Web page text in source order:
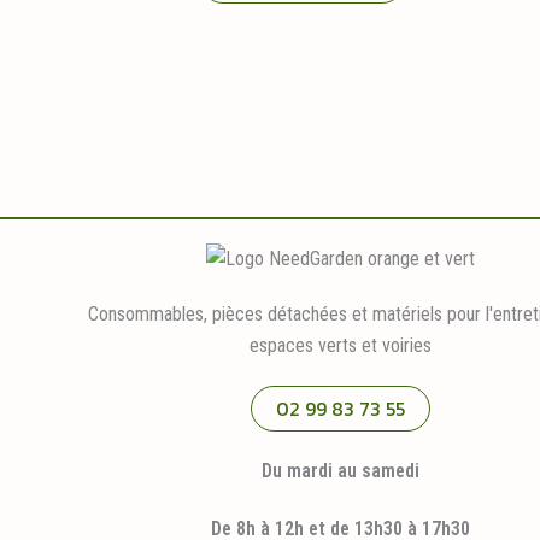
Consommables, pièces détachées et matériels pour
espaces verts et voiries
02 99 83 73 55
Du mardi au samedi
De 8h à 12h et de 13h30 à 17h30